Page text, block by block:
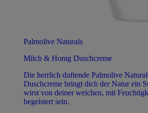
Palmolive Naturals
Milch & Honig Duschcreme
Die herrlich duftende Palmolive
Duschcreme bringt dich der Natur ein
wirst von deiner weichen, mit
begeistert sein.